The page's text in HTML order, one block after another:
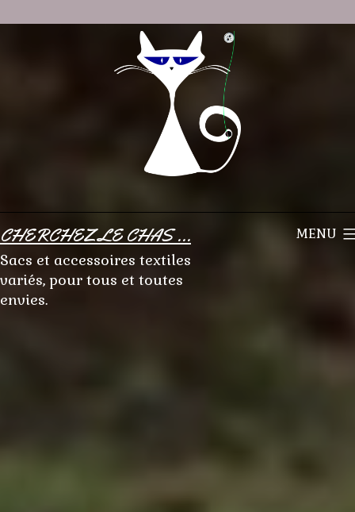
CHERCHEZ LE CHAS ...
Sacs et accessoires textiles
variés, pour tous et toutes
envies.
MENU